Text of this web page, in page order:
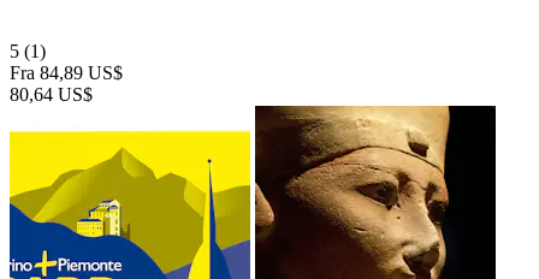
5 (1)
Fra 84,89 US$
80,64 US$